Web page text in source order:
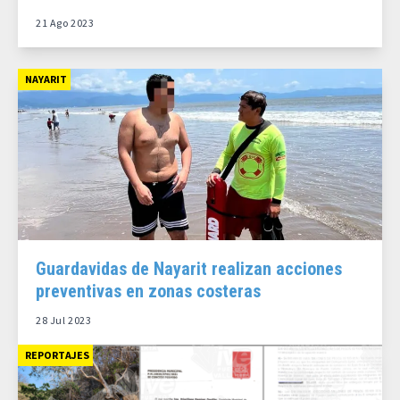
21 Ago 2023
NAYARIT
Guardavidas de Nayarit realizan acciones
preventivas en zonas costeras
28 Jul 2023
REPORTAJES